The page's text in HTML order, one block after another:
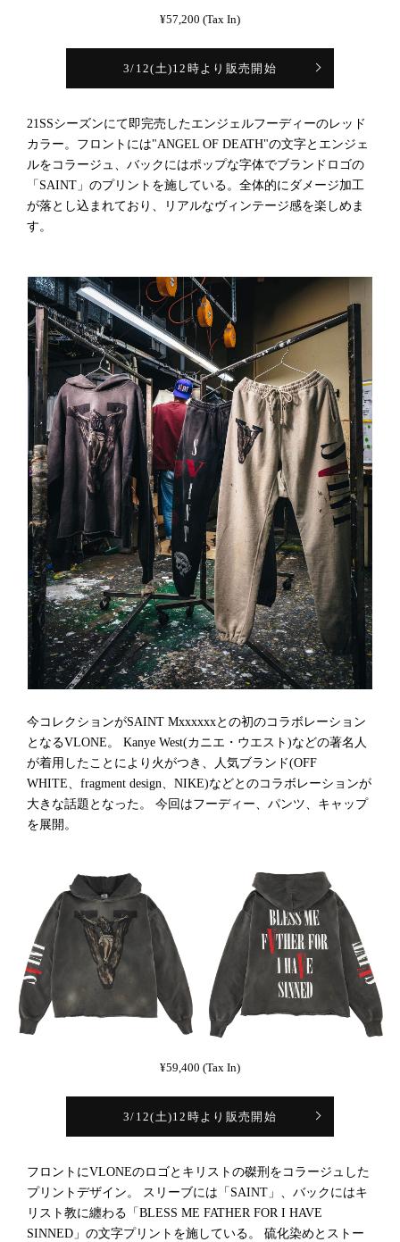
¥57,200 (Tax In)
3/12(土)12時より販売開始
21SSシーズンにて即完売したエンジェルフーディーのレッド
カラー。フロントには"ANGEL OF DEATH"の文字とエンジェ
ルをコラージュ、バックにはポップな字体でブランドロゴの
「SAINT」のプリントを施している。全体的にダメージ加工
が落とし込まれており、リアルなヴィンテージ感を楽しめま
す。
今コレクションがSAINT Mxxxxxxとの初のコラボレーション
となるVLONE。 Kanye West(カニエ・ウエスト)などの著名人
が着用したことにより火がつき、人気ブランド(OFF
WHITE、fragment design、NIKE)などとのコラボレーションが
大きな話題となった。 今回はフーディー、パンツ、キャップ
を展開。
¥59,400 (Tax In)
3/12(土)12時より販売開始
フロントにVLONEのロゴとキリストの磔刑をコラージュした
プリントデザイン。 スリーブには「SAINT」、バックにはキ
リスト教に纏わる「BLESS ME FATHER FOR I HAVE
SINNED」の文字プリントを施している。 硫化染めとストー